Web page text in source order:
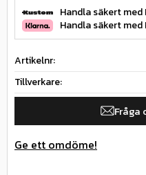
Handla säkert
Handla säkert med
Artikelnr
Tillverkare
Fråga
Ge ett omdöme!